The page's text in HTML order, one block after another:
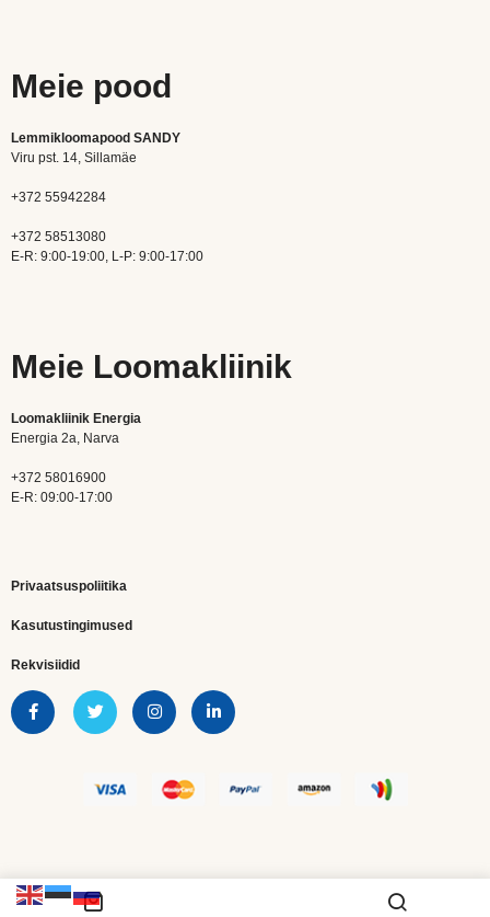
Meie pood
Lemmikloomapood SANDY
Viru pst. 14, Sillamäe
+372 55942284
+372 58513080
E-R: 9:00-19:00, L-P: 9:00-17:00
Meie Loomakliinik
Loomakliinik Energia
Energia 2a, Narva
+372 58016900
E-R: 09:00-17:00
Privaatsuspoliitika
Kasutustingimused
Rekvisiidid